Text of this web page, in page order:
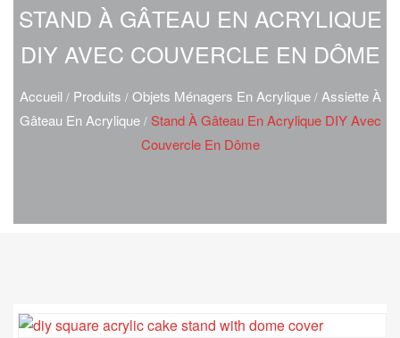
STAND À GÂTEAU EN ACRYLIQUE
DIY AVEC COUVERCLE EN DÔME
Accueil / Produits / Objets Ménagers En Acrylique/ Assiette À
Gâteau En Acrylique/ Stand À Gâteau En Acrylique DIY Avec
Couvercle En Dôme